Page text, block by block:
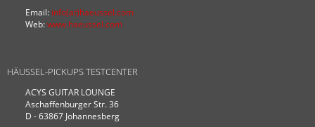
Email: info(at)haeussel.com
Web:www.haeussel.com
HÄUSSEL-PICKUPS TESTCENTER
ACYS GUITAR LOUNGE
Aschaffenburger Str. 36
D - 63867 Johannesberg